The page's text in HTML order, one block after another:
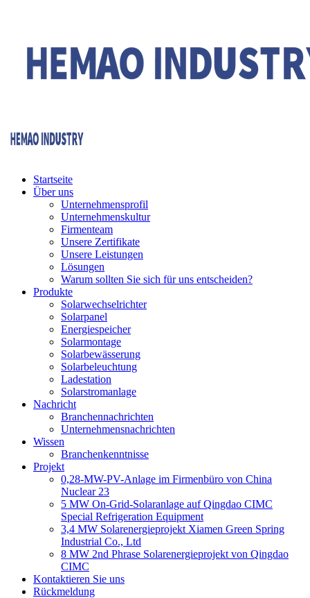
Startseite
Über uns
Unternehmensprofil
Unternehmenskultur
Firmenteam
Unsere Zertifikate
Unsere Leistungen
Lösungen
Warum sollten Sie sich für uns entscheiden?
Produkte
Solarwechselrichter
Solarpanel
Energiespeicher
Solarmontage
Solarbewässerung
Solarbeleuchtung
Ladestation
Solarstromanlage
Nachricht
Branchennachrichten
Unternehmensnachrichten
Wissen
Branchenkenntnisse
Projekt
0,28-MW-PV-Anlage im Firmenbüro von China
Nuclear 23
5 MW On-Grid-Solaranlage auf Qingdao CIMC
Special Refrigeration Equipment
3,4 MW Solarenergieprojekt Xiamen Green Spring
Industrial Co., Ltd
8 MW 2nd Phrase Solarenergieprojekt von Qingdao
CIMC
Kontaktieren Sie uns
Rückmeldung